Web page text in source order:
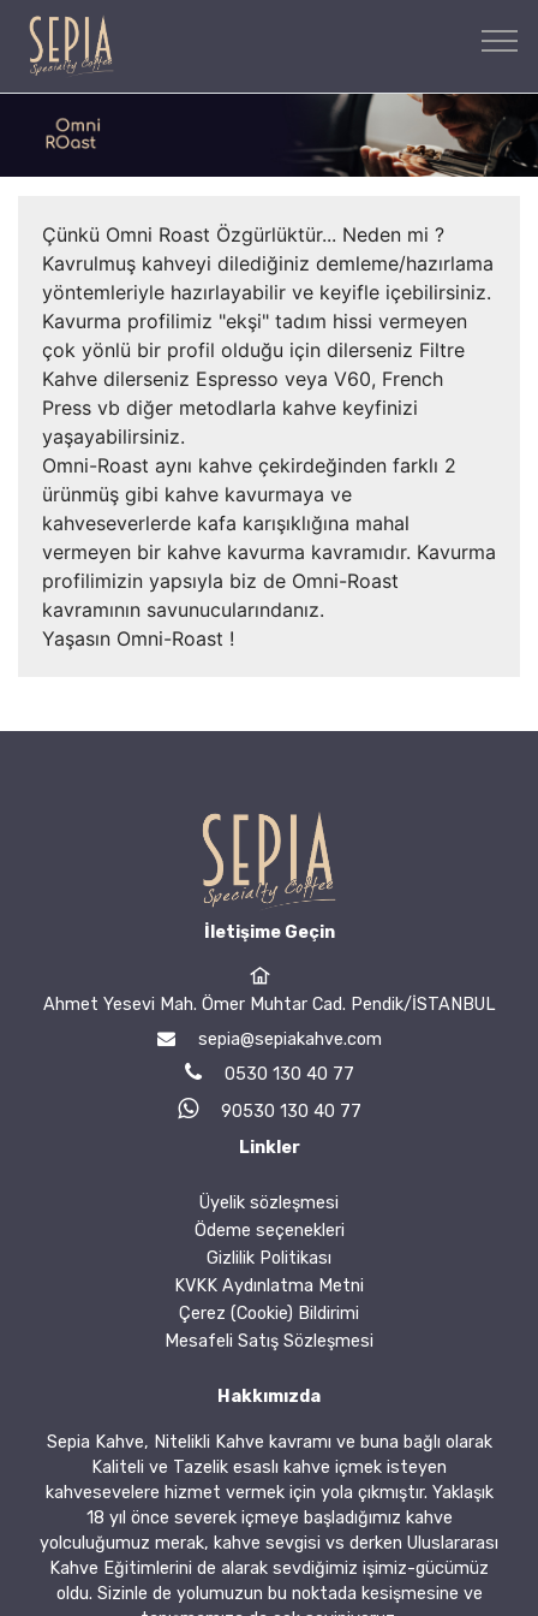
Çünkü Omni Roast Özgürlüktür... Neden mi ?
Kavrulmuş kahveyi dilediğiniz demleme/hazırlama
yöntemleriyle hazırlayabilir ve keyifle içebilirsiniz.
Kavurma profilimiz "ekşi" tadım hissi vermeyen
çok yönlü bir profil olduğu için dilerseniz Filtre
Kahve dilerseniz Espresso veya V60, French
Press vb diğer metodlarla kahve keyfinizi
yaşayabilirsiniz.
Omni-Roast aynı kahve çekirdeğinden farklı 2
ürünmüş gibi kahve kavurmaya ve
kahveseverlerde kafa karışıklığına mahal
vermeyen bir kahve kavurma kavramıdır. Kavurma
profilimizin yapsıyla biz de Omni-Roast
kavramının savunucularındanız.
Yaşasın Omni-Roast !
İletişime Geçin
Ahmet Yesevi Mah. Ömer Muhtar Cad. Pendik/İSTANBUL
sepia@sepiakahve.com
0530 130 40 77
90530 130 40 77
Linkler
Üyelik sözleşmesi
Ödeme seçenekleri
Gizlilik Politikası
KVKK Aydınlatma Metni
Çerez (Cookie) Bildirimi
Mesafeli Satış Sözleşmesi
Hakkımızda
Sepia Kahve, Nitelikli Kahve kavramı ve buna bağlı olarak
Kaliteli ve Tazelik esaslı kahve içmek isteyen
kahvesevelere hizmet vermek için yola çıkmıştır. Yaklaşık
18 yıl önce severek içmeye başladığımız kahve
yolculuğumuz merak, kahve sevgisi vs derken Uluslararası
Kahve Eğitimlerini de alarak sevdiğimiz işimiz-gücümüz
oldu. Sizinle de yolumuzun bu noktada kesişmesine ve